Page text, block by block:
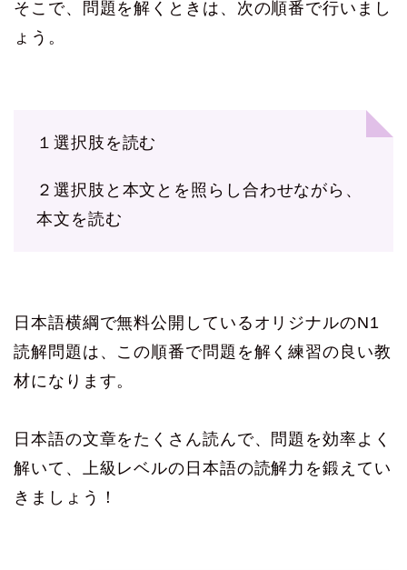
そこで、問題を解くときは、次の順番で行いまし
ょう。
１選択肢を読む
２選択肢と本文とを照らし合わせながら、
本文を読む
日本語横綱で無料公開しているオリジナルのN1
読解問題は、この順番で問題を解く練習の良い教
材になります。
日本語の文章をたくさん読んで、問題を効率よく
解いて、上級レベルの日本語の読解力を鍛えてい
きましょう！